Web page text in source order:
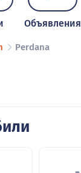
Объявления
Perdana